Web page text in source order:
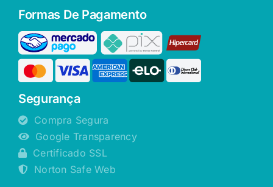
Formas De Pagamento
Segurança
Compra Segura
Google Transparency
Certificado SSL
Norton Safe Web